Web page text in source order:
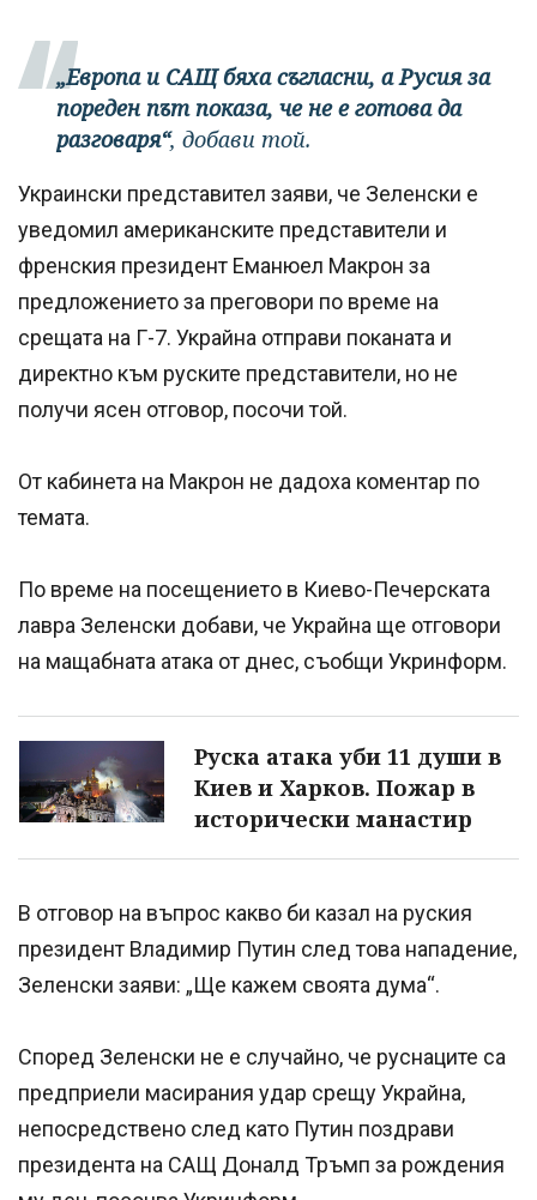
„Европа и САЩ бяха съгласни, а Русия за
пореден път показа, че не е готова да
разговаря“, добави той.
Украински представител заяви, че Зеленски е
уведомил американските представители и
френския президент Еманюел Макрон за
предложението за преговори по време на
срещата на Г-7. Украйна отправи поканата и
директно към руските представители, но не
получи ясен отговор, посочи той.
От кабинета на Макрон не дадоха коментар по
темата.
По време на посещението в Киево-Печерската
лавра Зеленски добави, че Украйна ще отговори
на мащабната атака от днес, съобщи Укринформ.
Руска атака уби 11 души в
Киев и Харков. Пожар в
исторически манастир
В отговор на въпрос какво би казал на руския
президент Владимир Путин след това нападение,
Зеленски заяви: „Ще кажем своята дума“.
Според Зеленски не е случайно, че руснаците са
предприели масирания удар срещу Украйна,
непосредствено след като Путин поздрави
президента на САЩ Доналд Тръмп за рождения